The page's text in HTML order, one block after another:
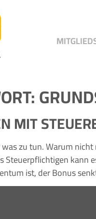
MIT
zu tun. Warum
Steuerpflichtigen kann
ist, der Bonus